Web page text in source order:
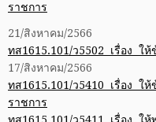
ราชการ
21/สิงหาคม/2566
ทส1615.101/ว5502 เรื่อง ใ
17/สิงหาคม/2566
ทส1615.101/ว5410 เรื่อง ใ
ราชการ